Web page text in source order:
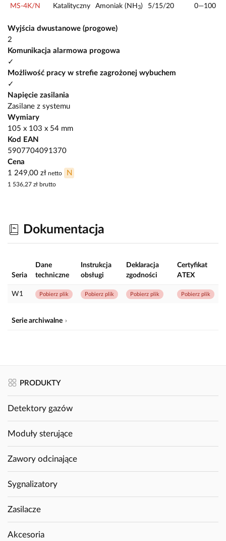
MS-4K/N Katalityczny Amoniak (NH 3) 5/15/20 0—100
Wyjścia dwustanowe (progowe)
2
Komunikacja alarmowa progowa
✓
Możliwość pracy w strefie zagrożonej wybuchem
✓
Napięcie zasilania
Zasilane z systemu
Wymiary
105 x 103 x 54 mm
Kod EAN
5907704091370
Cena
1 249,00 zł netto N
1 536,27 zł brutto
Dokumentacja
Seria
Dane
techniczne
Instrukcja
obsługi
Deklaracja
zgodności
Certyfikat
ATEX
W1 Pobierz plik Pobierz plik Pobierz plik Pobierz plik
Serie archiwalne
PRODUKTY
Detektory gazów
Moduły sterujące
Zawory odcinające
Sygnalizatory
Zasilacze
Akcesoria